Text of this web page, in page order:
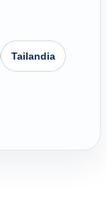
Tailandia